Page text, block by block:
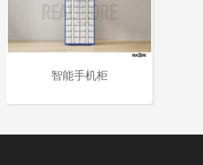
智能手机柜